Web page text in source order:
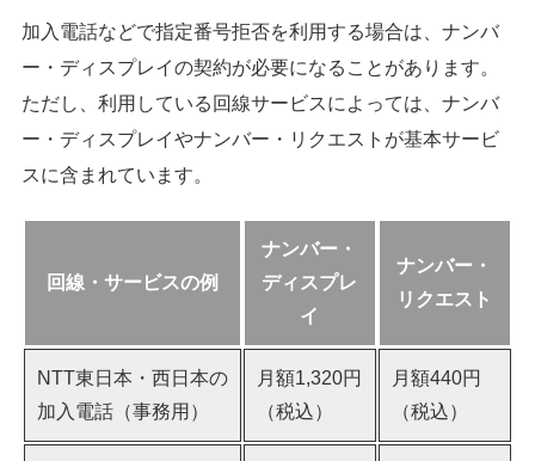
加入電話などで指定番号拒否を利用する場合は、ナンバ
ー・ディスプレイの契約が必要になることがあります。
ただし、利用している回線サービスによっては、ナンバ
ー・ディスプレイやナンバー・リクエストが基本サービ
スに含まれています。
回線・サービスの例
ナンバー・
ディスプレ
イ
ナンバー・
リクエスト
NTT東日本・西日本の
加入電話（事務用）
月額1,320円
（税込）
月額440円
（税込）